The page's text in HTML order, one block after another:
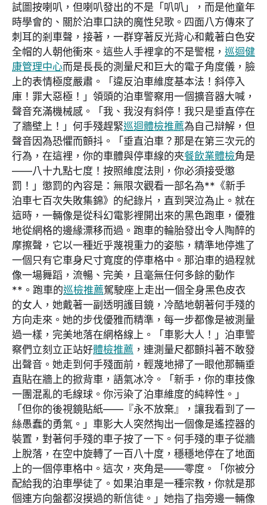
試圖按喇叭，但喇叭發出的不是「叭叭」，而是他童年
時學會的、關於泊車口訣的魔性兒歌。四面八方傳來了
刺耳的剎車聲，接著，一群穿著反光背心和戴著白色安
全帽的人朝他衝來。這些人手裡拿的不是警棍， 巡迴健
康管理中心而是長長的測量尺和巨大的電子角度儀，臉
上的表情極度嚴肅。「違反泊車維度基本法！斜停入
庫！罪大惡極！」領頭的泊車警察用一個擴音器大喊，
聲音充滿機械感。「我、我沒有斜停！我只是垂直停在
了牆壁上！」何手殘趕緊巡迴體檢推薦為自己辯解，但
聲音因為恐懼而顫抖。「垂直泊車？那是在第三次元的
行為，在這裡，你的車體與停車線的夾餐飲業體檢角是
——八十九點七度！按照維度法則，你必須接受懲
罰！」懲罰的內容是：無限次觀看一部名為**《新手
泊車七百次失敗集錦》的紀錄片，直到哭泣為止。就在
這時，一輛像是從科幻電影裡開出來的黑色跑車，優雅
地從網格的邊緣漂移而過。跑車的輪胎發出令人陶醉的
摩擦聲，它以一種近乎蔑視重力的姿態，精準地停進了
一個只有它車身尺寸寬度的停車格中。那泊車的過程就
像一場舞蹈，流暢、完美，且毫無任何多餘的動作
**。跑車的巡檢推薦駕駛座上走出一個全身黑色皮衣
的女人，她戴著一副透明護目鏡，冷酷地朝著何手殘的
方向走來。她的步伐優雅而精準，每一步都像是被測量
過一樣，完美地落在網格線上。「車影大人！」泊車警
察們立刻立正站好體檢推薦 ，連測量尺都顫抖著不敢發
出聲音。她走到何手殘面前，輕蔑地掃了一眼他那輛垂
直貼在牆上的掀背車，語氣冰冷。「新手，你的車技像
一團混亂的毛線球。你污染了泊車維度的純粹性。」
「但你的後視鏡貼紙——『永不放棄』，讓我看到了一
絲愚蠢的勇氣。」車影大人突然掏出一個像是遙控器的
裝置，對著何手殘的車子按了一下。何手殘的車子從牆
上脫落，在空中旋轉了一百八十度，穩穩地停在了地面
上的一個停車格中。這次，夾角是——零度。「你被分
配給我的泊車學徒了。如果泊車是一種宗教，你就是那
個連方向盤都沒摸過的新信徒。」她指了指旁邊一輛像